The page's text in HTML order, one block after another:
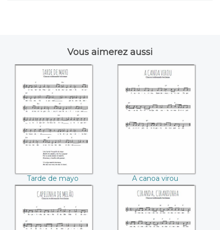
Vous aimerez aussi
Tarde de mayo
Tarde de mayo
A canoa virou
A canoa virou
Capelinha de
Ciranda, Cirandinha